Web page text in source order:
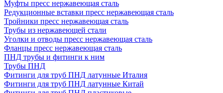
Муфты пресс нержавеющая сталь
Редукционные вставки пресс нержавеющая сталь
Тройники пресс нержавеющая сталь
Трубы из нержавеющей стали
Уголки и отводы пресс нержавеющая сталь
Фланцы пресс нержавеющая сталь
ПНД трубы и фитинги к ним
Трубы ПНД
Фитинги для труб ПНД латунные Италия
Фитинги для труб ПНД латунные Китай